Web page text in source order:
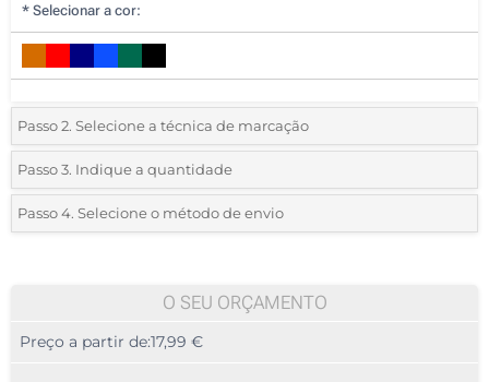
* Selecionar a cor:
Passo 2. Selecione a técnica de marcação
*Selecione o tipo de marcação e as cores do logotipo:
Transferência digital a cores (Num lado)
Passo 3. Indique a quantidade
*Pedido mínimo 10 (total de pedido)
Calcular preço
Passo 4. Selecione o método de envio
O SEU ORÇAMENTO
Preço a partir de:17,99 €